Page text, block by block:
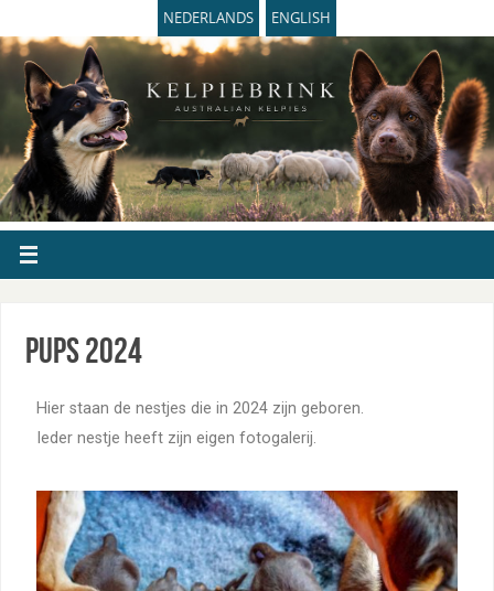
NEDERLANDS ENGLISH
Pups 2024
Hier staan de nestjes die in 2024 zijn geboren.
Ieder nestje heeft zijn eigen fotogalerij.